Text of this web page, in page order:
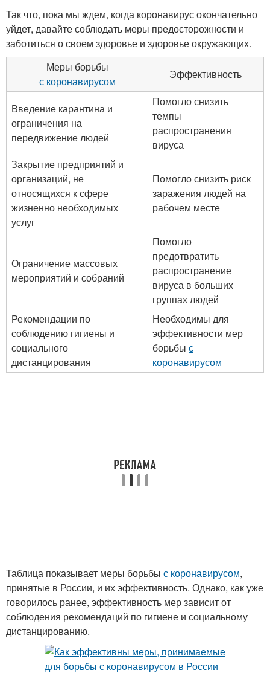
Так что, пока мы ждем, когда коронавирус окончательно
уйдет, давайте соблюдать меры предосторожности и
заботиться о своем здоровье и здоровье окружающих.
Меры борьбы
с коронавирусом
Эффективность
Введение карантина и
ограничения на
передвижение людей
Помогло снизить
темпы
распространения
вируса
Закрытие предприятий и
организаций, не
относящихся к сфере
жизненно необходимых
услуг
Помогло снизить риск
заражения людей на
рабочем месте
Ограничение массовых
мероприятий и собраний
Помогло
предотвратить
распространение
вируса в больших
группах людей
Рекомендации по
соблюдению гигиены и
социального
дистанцирования
Необходимы для
эффективности мер
борьбы с
коронавирусом
Таблица показывает меры борьбы с коронавирусом,
принятые в России, и их эффективность. Однако, как уже
говорилось ранее, эффективность мер зависит от
соблюдения рекомендаций по гигиене и социальному
дистанцированию.